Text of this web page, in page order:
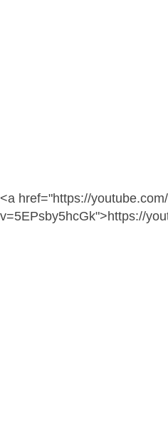
<a href="https://
v=5EPsby5hcGk">https://